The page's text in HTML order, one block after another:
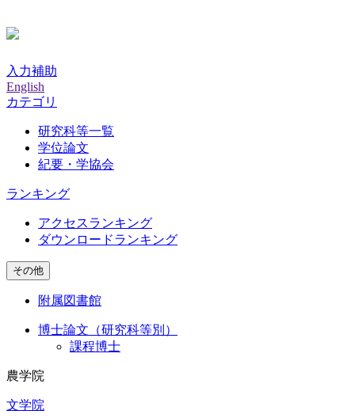
入力補助
English
カテゴリ
研究科等一覧
学位論文
紀要・学協会
ランキング
アクセスランキング
ダウンロードランキング
その他
附属図書館
博士論文（研究科等別）
課程博士
農学院
文学院